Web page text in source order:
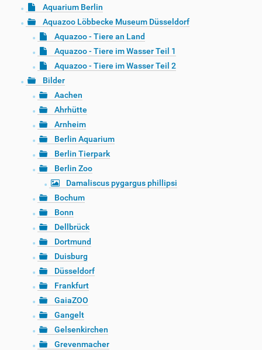
Aquarium Berlin
Aquazoo Löbbecke Museum Düsseldorf
Aquazoo - Tiere an Land
Aquazoo - Tiere im Wasser Teil 1
Aquazoo - Tiere im Wasser Teil 2
Bilder
Aachen
Ahrhütte
Arnheim
Berlin Aquarium
Berlin Tierpark
Berlin Zoo
Damaliscus pygargus phillipsi
Bochum
Bonn
Dellbrück
Dortmund
Duisburg
Düsseldorf
Frankfurt
GaiaZOO
Gangelt
Gelsenkirchen
Grevenmacher